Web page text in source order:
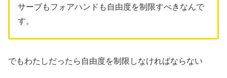
サーブもフォアハンドも自由度を制限すべきなんで
す。
でもわたしだったら自由度を制限しなければならない